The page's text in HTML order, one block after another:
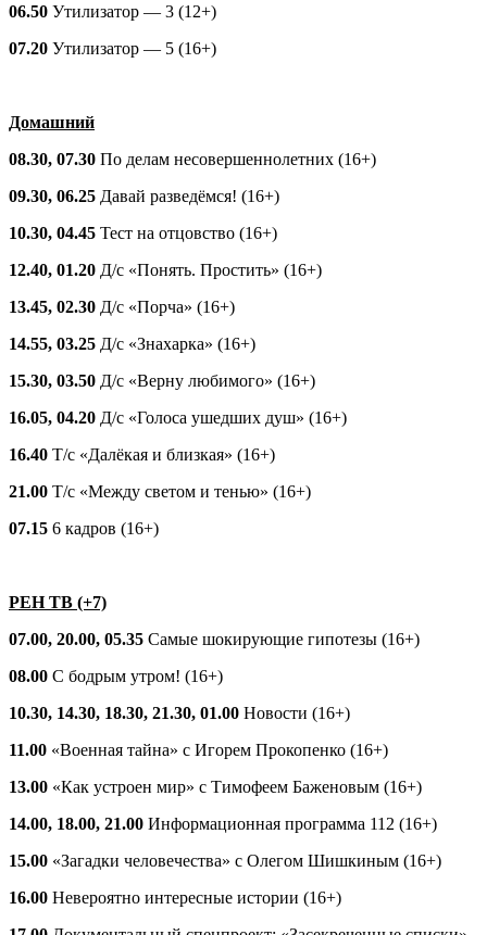
06.50 Утилизатор — 3 (12+)
07.20 Утилизатор — 5 (16+)
Домашний
08.30, 07.30 По делам несовершеннолетних (16+)
09.30, 06.25 Давай разведёмся! (16+)
10.30, 04.45 Тест на отцовство (16+)
12.40, 01.20 Д/с «Понять. Простить» (16+)
13.45, 02.30 Д/с «Порча» (16+)
14.55, 03.25 Д/с «Знахарка» (16+)
15.30, 03.50 Д/с «Верну любимого» (16+)
16.05, 04.20 Д/с «Голоса ушедших душ» (16+)
16.40 Т/с «Далёкая и близкая» (16+)
21.00 Т/с «Между светом и тенью» (16+)
07.15 6 кадров (16+)
РЕН ТВ (+7)
07.00, 20.00, 05.35 Самые шокирующие гипотезы (16+)
08.00 С бодрым утром! (16+)
10.30, 14.30, 18.30, 21.30, 01.00 Новости (16+)
11.00 «Военная тайна» с Игорем Прокопенко (16+)
13.00 «Как устроен мир» с Тимофеем Баженовым (16+)
14.00, 18.00, 21.00 Информационная программа 112 (16+)
15.00 «Загадки человечества» с Олегом Шишкиным (16+)
16.00 Невероятно интересные истории (16+)